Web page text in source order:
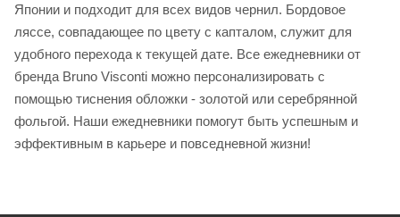
Японии и подходит для всех видов чернил. Бордовое
ляссе, совпадающее по цвету с капталом, служит для
удобного перехода к текущей дате. Все ежедневники от
бренда Bruno Visconti можно персонализировать с
помощью тиснения обложки - золотой или серебрянной
фольгой. Наши ежедневники помогут быть успешным и
эффективным в карьере и повседневной жизни!